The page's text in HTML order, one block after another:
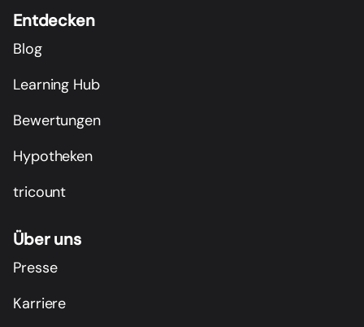
Entdecken
Blog
Learning Hub
Bewertungen
Hypotheken
tricount
Über uns
Presse
Karriere